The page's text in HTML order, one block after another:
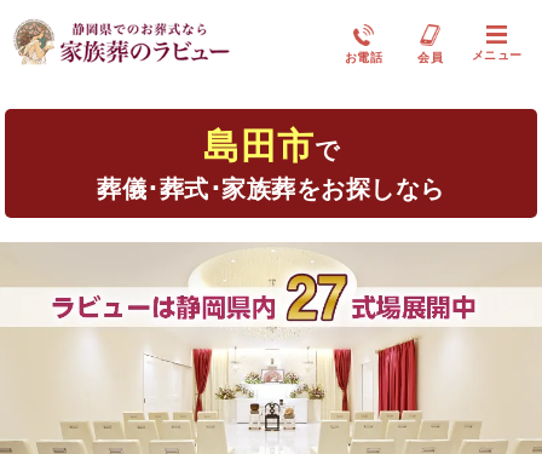
お電話 会員 メニュー
島田市で
葬儀･葬式･家族葬をお探しなら